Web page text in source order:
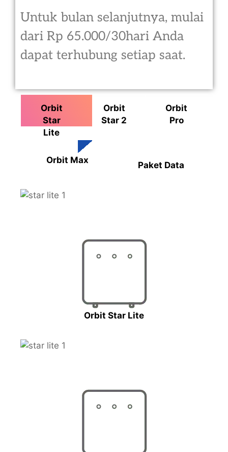
Untuk bulan selanjutnya, mulai
dari Rp 65.000/30hari Anda
dapat terhubung setiap saat.
Orbit
Star
Lite
Orbit
Star 2
Orbit
Pro
Orbit Max Paket Data
Orbit Star Lite